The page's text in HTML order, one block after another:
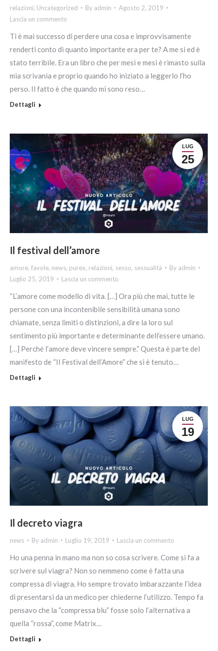
relazioni, Uncategorized By admin
Agosto 2, 2019
Lascia un commento
Ti è mai successo di perdere una cosa e improvvisamente
renderti conto di quanto importante era per te? A me si ed è
stato terribile. Era un libro che per mesi e mesi è rimasto sulla
mia scrivania e proprio quando ho iniziato a leggerlo l’ho
perso. Il fatto è che quando mi sono reso…
Dettagli
LUG
25
Il festival dell’amore
amore, favole, news, purex, relazioni, sesso, sessualità By admin
Luglio 25, 2019
Lascia un commento
“L’amore come modello di vita. […] Ora più che mai, tutte le
persone con una incontenibile sensibilità umana sono
chiamate, senza limiti o distinzioni, a dire la loro sul
sentimento più importante e determinante dell’essere umano.
[…] Perché l’amore deve vincere sempre.” Questa è parte del
manifesto de “Il Festival dell’Amore” che si è tenuto…
Dettagli
LUG
19
Il decreto viagra
news By admin Luglio 19, 2019 Lascia un commento
Ho una penna in mano ma non so cosa scrivere. Come si fa a
scrivere sul viagra? Non so nemmeno come è fatta una
compressa di viagra. Ho sempre trovato imbarazzante l’idea
di presentarsi da un medico per chiederne l’utilizzo. Tempo fa
pensavo che la “compressa blu” fosse solo l’alternativa a
quella “rossa”, come Matrix…
Dettagli